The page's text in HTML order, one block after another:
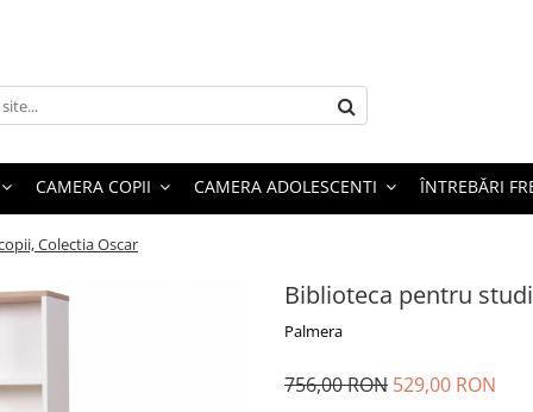
CAMERA COPII CAMERA ADOLESCENTI ÎNTREBĂRI
Colectia Oscar
Biblioteca pentru
Palmera
756,00 RON 529,00 RON